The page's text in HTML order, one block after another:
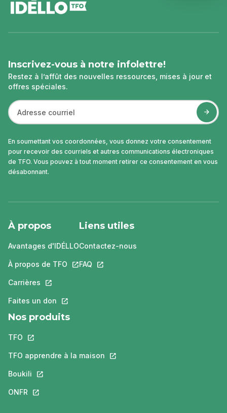
de
page
Inscrivez-vous à notre infolettre!
Restez à l’affût des nouvelles ressources, mises à jour et
offres spéciales.
En soumettant vos coordonnées, vous donnez votre consentement
pour recevoir des courriels et autres communications électroniques
de TFO. Vous pouvez à tout moment retirer ce consentement en vous
désabonnant.
À propos
Avantages d'IDÉLLO
À propos de TFO Ce lien s'ouvrira dans un nouvel onglet.
Carrières Ce lien s'ouvrira dans un nouvel onglet.
Faites un don Ce lien s'ouvrira dans un nouvel onglet.
Liens utiles
Contactez-nous
FAQ Ce lien s'ouvrira dans un nouvel
Nos produits
TFO Ce lien s'ouvrira dans un nouvel onglet.
TFO apprendre à la maison Ce lien s'ouvrira dans un nouvel
Boukili Ce lien s'ouvrira dans un nouvel onglet.
ONFR Ce lien s'ouvrira dans un nouvel onglet.